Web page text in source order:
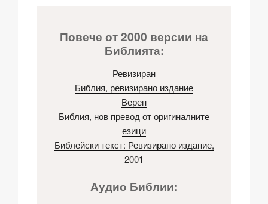
Повече от 2000 версии на
Библията:
Ревизиран
Библия, ревизирано издание
Верен
Библия, нов превод от оригиналните
езици
Библейски текст: Ревизирано издание,
2001
Аудио Библии: